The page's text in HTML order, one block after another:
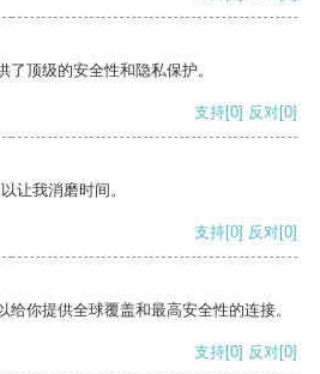
顶级的安全性和隐私保护。
支持[0] 反对[0]
让我消磨时间。
支持[0] 反对[0]
你提供全球覆盖和最高安全性的连接。
支持[0] 反对[0]